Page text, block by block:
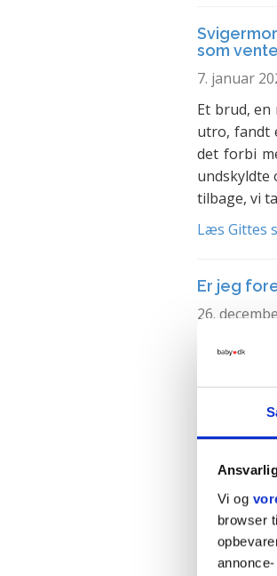
Vi og
browser
som
7. januar
Et brud,
utro, fandt
det forbi
undskyldte
tilbage, vi
Læs Gittes
Er jeg
26.
Er jeg
på den
alligevel
Læs Gittes
Min
19.